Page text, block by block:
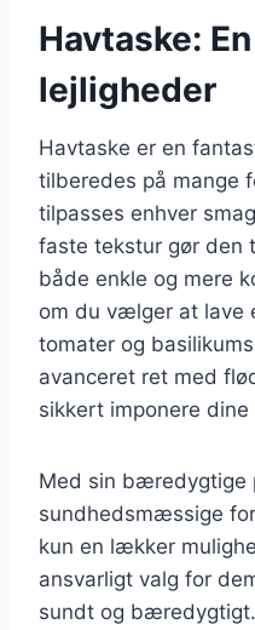
Havtaske:
lejligheder
Havtaske er en
tilberedes på mange
tilpasses enhver
faste tekstur gør den
både enkle og mere
om du vælger at lave
tomater og
avanceret ret med
sikkert imponere
Med sin bæredygtige
sundhedsmæssige
kun en lækker
ansvarligt valg for
sundt og